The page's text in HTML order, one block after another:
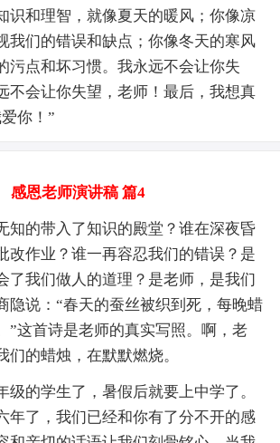
识和理智，就像夏天的暖风；你像凉
我们的错误和缺点；你像冬天的寒风
污点和坏习惯。我永远不会让你失
不会让你失望，老师！最后，我想真
你！”
感恩老师演讲稿 篇4
知的带入了知识的殿堂？谁在深夜昏
改作业？谁一再容忍我们的错误？是
了我们做人的道理？是老师，是我们
隐说：“春天的蚕丝被织到死，每晚蜡
”这首诗是老师的真实写照。啊，老
们的蜡烛，在默默燃烧。
级的学生了，暑假后就要上中学了。
年了，我们已经和你有了分不开的感